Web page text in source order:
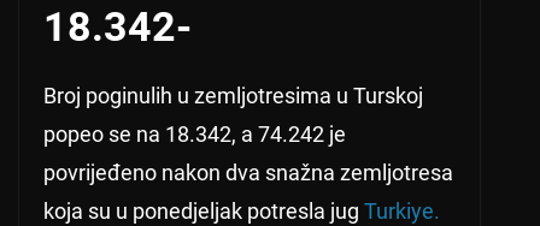
18.342-
Broj poginulih u zemljotresima u Turskoj
popeo se na 18.342, a 74.242 je
povrijeđeno nakon dva snažna zemljotresa
koja su u ponedjeljak potresla jug Turkiye.